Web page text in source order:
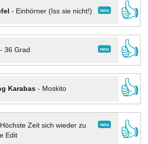
neu
- Einhörner (Iss sie nicht!)
👍
neu
36 Grad
👍
Karabas- Moskito
👍
neu
Höchste Zeit sich wieder zu
Edit
👍